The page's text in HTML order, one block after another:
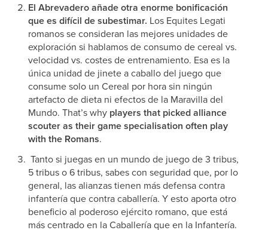
El Abrevadero añade otra enorme bonificación
que es difícil de subestimar. Los Equites Legati
romanos se consideran las mejores unidades de
exploración si hablamos de consumo de cereal vs.
velocidad vs. costes de entrenamiento. Esa es la
única unidad de jinete a caballo del juego que
consume solo un Cereal por hora sin ningún
artefacto de dieta ni efectos de la Maravilla del
Mundo. That’s why players that picked alliance
scouter as their game specialisation often play
with the Romans.
Tanto si juegas en un mundo de juego de 3 tribus,
5 tribus o 6 tribus, sabes con seguridad que, por lo
general, las alianzas tienen más defensa contra
infantería que contra caballería. Y esto aporta otro
beneficio al poderoso ejército romano, que está
más centrado en la Caballería que en la Infantería.